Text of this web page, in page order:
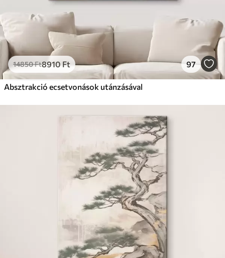
14850Ft8910Ft 97
Absztrakció ecsetvonások utánzásával